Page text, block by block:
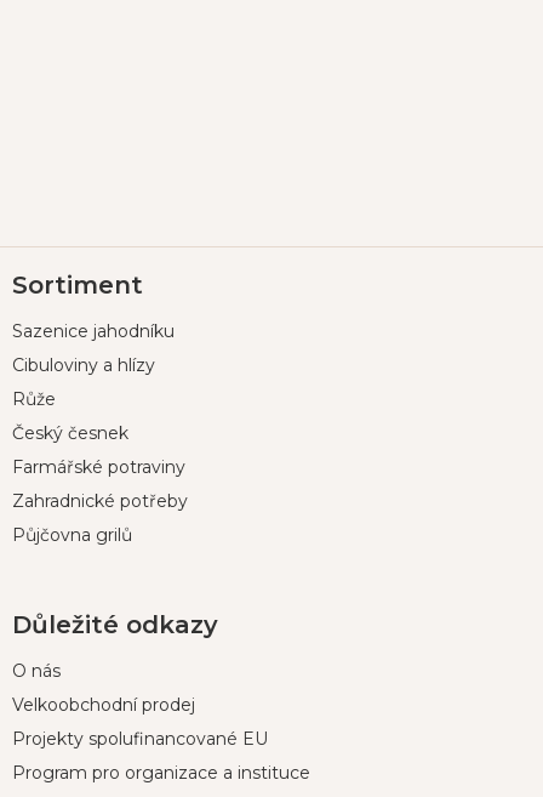
á
a
Sortiment
Sazenice jahodníku
Cibuloviny a hlízy
Růže
Český česnek
Farmářské potraviny
Zahradnické potřeby
Půjčovna grilů
Důležité odkazy
O nás
Velkoobchodní prodej
Projekty spolufinancované EU
Program pro organizace a instituce